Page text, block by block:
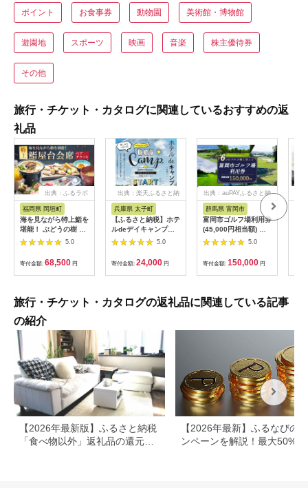
ポイント お食事券 動物園 美術館・博物館
遊園地 スポーツ 映画 音楽 株主優待券
その他
旅行・チケット・カタログに関連しているおすすめの返
礼品
出典：ふるラボ
福岡県 岡垣町
海を見ながら特上鮨を
堪能！ ぶどうの樹 鮨
屋台ペア お食事券 海
鮮 海 屋台 食事 ペア
福岡県 岡垣町
5.0
寄付金額: 68,500 円
出典：楽天ふるさと納
兵庫県 太子町
【ふるさと納税】ホテ
ルdeデイキャンプ体
験チケット
【1364991】
5.0
寄付金額: 24,000 円
出典：auPAYふるさと納
群馬県 富岡市
富岡市ゴルフ場利用券
(45,000円相当額) ゴ
ルフ チケット 平日 土
日 祝日 プレー券 関東
群馬県 首都圏 F20E-
382
5.0
寄付金額: 150,000 円
旅行・チケット・カタログの返礼品に関連している記事
の紹介
【2026年最新版】ふるさと納税
「食べ物以外」返礼品の還元率
【2026年最新】ふるなびの
ンペーンを解説！最大50%還